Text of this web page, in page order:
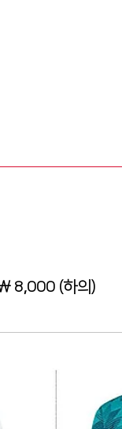
8,000 (하의)